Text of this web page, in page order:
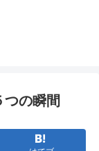
の瞬間